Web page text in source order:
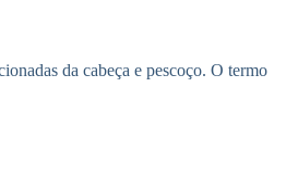
da cabeça e pescoço. O termo